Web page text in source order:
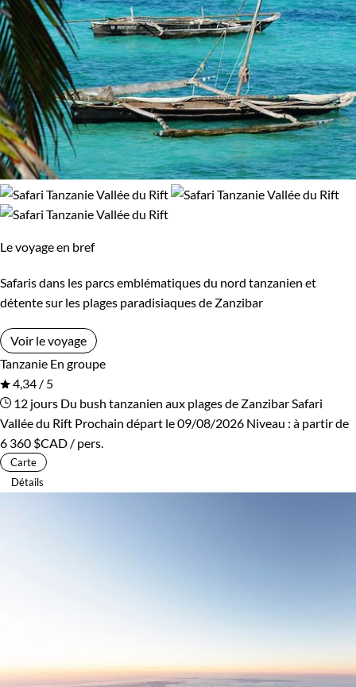
Le voyage en bref
Safaris dans les parcs emblématiques du nord tanzanien et
détente sur les plages paradisiaques de Zanzibar
Voir le voyage
Tanzanie En groupe
4,34 / 5
12 jours Du bush tanzanien aux plages de Zanzibar Safari
Vallée du Rift Prochain départ le 09/08/2026 Niveau : à partir de
6 360 $CAD / pers.
Carte
Détails